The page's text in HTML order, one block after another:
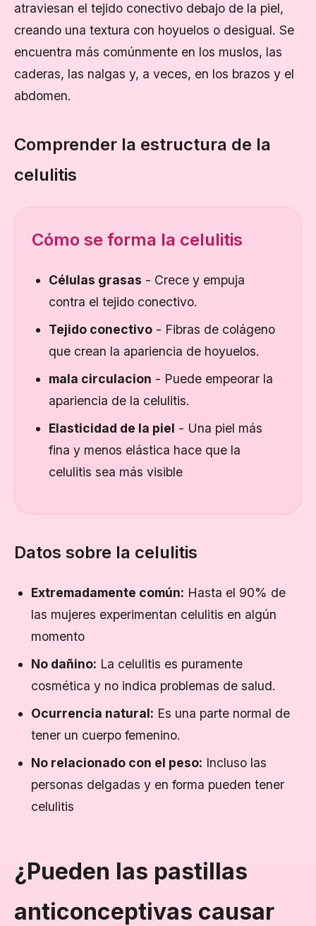
atraviesan el tejido conectivo debajo de la piel,
creando una textura con hoyuelos o desigual. Se
encuentra más comúnmente en los muslos, las
caderas, las nalgas y, a veces, en los brazos y el
abdomen.
Comprender la estructura de la
celulitis
Cómo se forma la celulitis
Células grasas - Crece y empuja
contra el tejido conectivo.
Tejido conectivo - Fibras de colágeno
que crean la apariencia de hoyuelos.
mala circulacion - Puede empeorar la
apariencia de la celulitis.
Elasticidad de la piel - Una piel más
fina y menos elástica hace que la
celulitis sea más visible
Datos sobre la celulitis
Extremadamente común: Hasta el 90% de
las mujeres experimentan celulitis en algún
momento
No dañino: La celulitis es puramente
cosmética y no indica problemas de salud.
Ocurrencia natural: Es una parte normal de
tener un cuerpo femenino.
No relacionado con el peso: Incluso las
personas delgadas y en forma pueden tener
celulitis
¿Pueden las pastillas
anticonceptivas causar